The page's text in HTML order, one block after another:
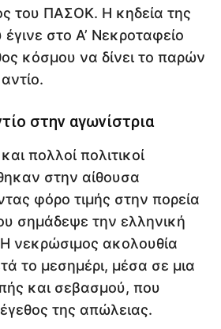
του ΠΑΣΟΚ. Η κηδεία της
στο Α’ Νεκροταφείο
κόσμου να δίνει το παρών
στην αγωνίστρια
πολλοί πολιτικοί
στην αίθουσα
φόρο τιμής στην πορεία
σημάδεψε την ελληνική
νεκρώσιμος ακολουθία
το μεσημέρι, μέσα σε μια
και σεβασμού, που
της απώλειας.